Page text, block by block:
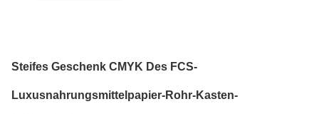
Steifes Geschenk CMYK Des FCS-
Luxusnahrungsmittelpapier-Rohr-Kasten-